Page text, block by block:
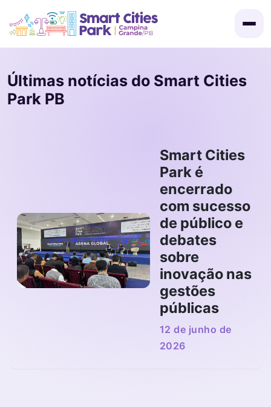
Programação
Inscrição de Cases
Últimas notícias do Smart Cities
Park PB
Smart Cities
Park é
encerrado
com sucesso
de público e
debates
sobre
inovação nas
gestões
públicas
12 de junho de
2026